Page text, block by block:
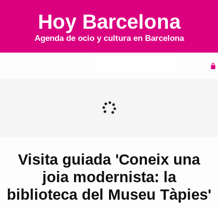
Hoy Barcelona
Agenda de ocio y cultura en Barcelona
Visita guiada 'Coneix una
joia modernista: la
biblioteca del Museu Tàpies'